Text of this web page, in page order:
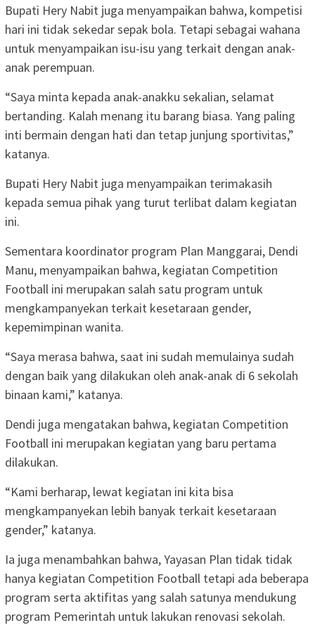
Bupati Hery Nabit juga menyampaikan bahwa, kompetisi
hari ini tidak sekedar sepak bola. Tetapi sebagai wahana
untuk menyampaikan isu-isu yang terkait dengan anak-
anak perempuan.
“Saya minta kepada anak-anakku sekalian, selamat
bertanding. Kalah menang itu barang biasa. Yang paling
inti bermain dengan hati dan tetap junjung sportivitas,”
katanya.
Bupati Hery Nabit juga menyampaikan terimakasih
kepada semua pihak yang turut terlibat dalam kegiatan
ini.
Sementara koordinator program Plan Manggarai, Dendi
Manu, menyampaikan bahwa, kegiatan Competition
Football ini merupakan salah satu program untuk
mengkampanyekan terkait kesetaraan gender,
kepemimpinan wanita.
“Saya merasa bahwa, saat ini sudah memulainya sudah
dengan baik yang dilakukan oleh anak-anak di 6 sekolah
binaan kami,” katanya.
Dendi juga mengatakan bahwa, kegiatan Competition
Football ini merupakan kegiatan yang baru pertama
dilakukan.
“Kami berharap, lewat kegiatan ini kita bisa
mengkampanyekan lebih banyak terkait kesetaraan
gender,” katanya.
Ia juga menambahkan bahwa, Yayasan Plan tidak tidak
hanya kegiatan Competition Football tetapi ada beberapa
program serta aktifitas yang salah satunya mendukung
program Pemerintah untuk lakukan renovasi sekolah.